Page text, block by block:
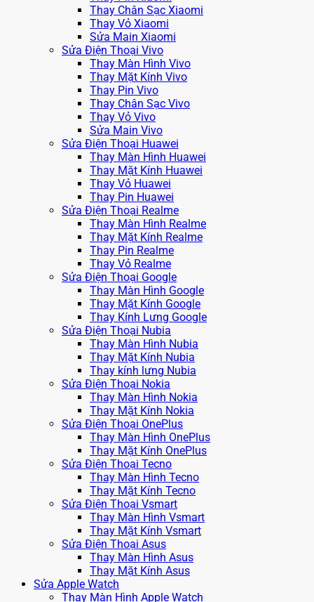
Thay Chân Sạc Xiaomi
Thay Vỏ Xiaomi
Sửa Main Xiaomi
Sửa Điện Thoại Vivo
Thay Màn Hình Vivo
Thay Mặt Kính Vivo
Thay Pin Vivo
Thay Chân Sạc Vivo
Thay Vỏ Vivo
Sửa Main Vivo
Sửa Điện Thoại Huawei
Thay Màn Hình Huawei
Thay Mặt Kính Huawei
Thay Vỏ Huawei
Thay Pin Huawei
Sửa Điện Thoại Realme
Thay Màn Hình Realme
Thay Mặt Kính Realme
Thay Pin Realme
Thay Vỏ Realme
Sửa Điện Thoại Google
Thay Màn Hình Google
Thay Mặt Kính Google
Thay Kính Lưng Google
Sửa Điện Thoại Nubia
Thay Màn Hình Nubia
Thay Mặt Kính Nubia
Thay kính lưng Nubia
Sửa Điện Thoại Nokia
Thay Màn Hình Nokia
Thay Mặt Kính Nokia
Sửa Điện Thoại OnePlus
Thay Màn Hình OnePlus
Thay Mặt Kính OnePlus
Sửa Điện Thoại Tecno
Thay Màn Hình Tecno
Thay Mặt Kính Tecno
Sửa Điện Thoại Vsmart
Thay Màn Hình Vsmart
Thay Mặt Kính Vsmart
Sửa Điện Thoại Asus
Thay Màn Hình Asus
Thay Mặt Kính Asus
Sửa Apple Watch
Thay Màn Hình Apple Watch